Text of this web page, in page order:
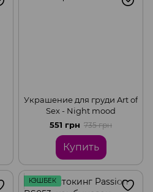
Украшение для груди Art of
Sex - Night mood
551 грн 735 грн
Купить
КЭШБЕК